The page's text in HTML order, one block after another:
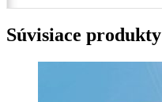
Súvisiace produkty